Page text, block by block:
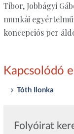
Tibor, Jobbágyi
munkái
koncepciós per
Kapcsolódó
Tóth Ilonka
Folyóirat